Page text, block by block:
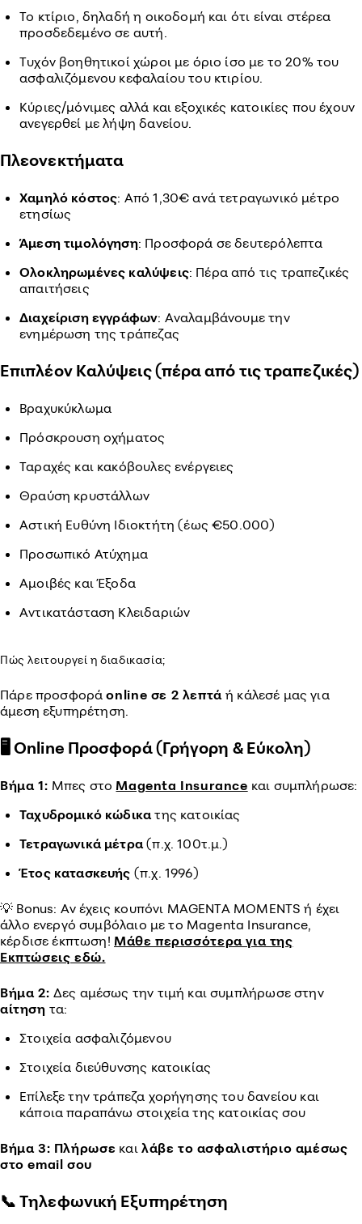
Το κτίριο, δηλαδή η οικοδομή και ότι είναι στέρεα
προσδεδεμένο σε αυτή.
Τυχόν βοηθητικοί χώροι με όριο ίσο με το 20% του
ασφαλιζόμενου κεφαλαίου του κτιρίου.
Κύριες/μόνιμες αλλά και εξοχικές κατοικίες που έχουν
ανεγερθεί με λήψη δανείου.
Πλεονεκτήματα
Χαμηλό κόστος: Από 1,30€ ανά τετραγωνικό μέτρο
ετησίως
Άμεση τιμολόγηση: Προσφορά σε δευτερόλεπτα
Ολοκληρωμένες καλύψεις: Πέρα από τις τραπεζικές
απαιτήσεις
Διαχείριση εγγράφων: Αναλαμβάνουμε την
ενημέρωση της τράπεζας
Επιπλέον Καλύψεις (πέρα από τις τραπεζικές)
Βραχυκύκλωμα
Πρόσκρουση οχήματος
Ταραχές και κακόβουλες ενέργειες
Θραύση κρυστάλλων
Αστική Ευθύνη Ιδιοκτήτη (έως €50.000)
Προσωπικό Ατύχημα
Αμοιβές και Έξοδα
Αντικατάσταση Κλειδαριών
Πώς λειτουργεί η διαδικασία;
Πάρε προσφοράonline σε 2 λεπτάή κάλεσέ μας για
άμεση εξυπηρέτηση.
🖥️ Online Προσφορά (Γρήγορη & Εύκολη)
Βήμα 1: Μπες στο Magenta Insurance και συμπλήρωσε:
Ταχυδρομικό κώδικατης κατοικίας
Τετραγωνικά μέτρα(π.χ. 100τ.μ.)
Έτος κατασκευής (π.χ. 1996)
💡 Bonus: Αν έχεις κουπόνι MAGENTA MOMENTS ή έχει
άλλο ενεργό συμβόλαιο με το Magenta Insurance,
κέρδισε έκπτωση! Μάθε περισσότερα για της
Εκπτώσεις εδώ.
Βήμα 2: Δες αμέσως την τιμή και συμπλήρωσε στην
αίτηση τα:
Στοιχεία ασφαλιζόμενου
Στοιχεία διεύθυνσης κατοικίας
Επίλεξε την τράπεζα χορήγησης του δανείου και
κάποια παραπάνω στοιχεία της κατοικίας σου
Βήμα 3: Πλήρωσε καιλάβε το ασφαλιστήριο αμέσως
στο email σου
📞 Τηλεφωνική Εξυπηρέτηση